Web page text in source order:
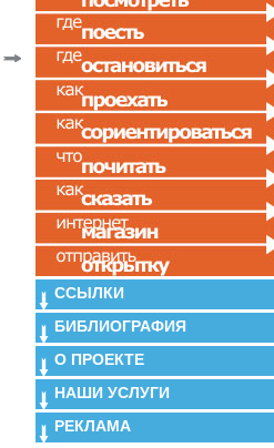
ССЫЛКИ
БИБЛИОГРАФИЯ
О ПРОЕКТЕ
НАШИ УСЛУГИ
РЕКЛАМА